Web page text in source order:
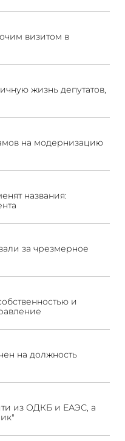
визитом в
жизнь депутатов,
на модернизацию
названия:
за чрезмерное
и
на должность
из ОДКБ и ЕАЭС, а